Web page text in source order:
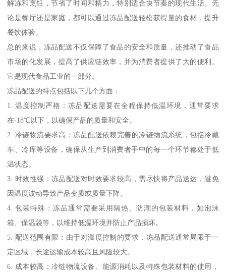
解冻和烹饪，节省了时间和精力，特别适合快节奏的现代生活。无
论是餐厅还是家庭，都可以通过冻品配送轻松获得量的食材，提升
餐饮体验。
总的来说，冻品配送不仅保障了食品的安全和质量，还推动了食品
市场的化发展，提高了供应链效率，并为消费者提供了大的便利。
它是现代食品工业的一部分。
冻品配送的特点包括以下几个方面：
1. 温度控制严格：冻品配送需要在全程保持低温环境，通常要求
在-18℃以下，以确保产品的质量和安全。
2. 冷链物流要求高：冻品配送依赖完善的冷链物流系统，包括冷藏
车、冷库等设备，确保从生产到消费者手中的每一个环节都处于低
温状态。
3. 时效性强：冻品配送对时效要求较高，需尽快将产品送达，避免
因温度波动导致产品变质或质量下降。
4. 包装特殊：冻品通常需要采用隔热、防潮的包装材料，如泡沫
箱、保温袋等，以维持低温环境并防止产品损坏。
5. 配送范围有限：由于对温度控制的要求，冻品配送通常局限于一
定区域，长途运输成本较高且风险较大。
6. 成本较高：冷链物流设备、能源消耗以及特殊包装材料的使用，